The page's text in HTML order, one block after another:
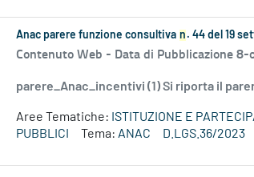
Anac parere funzione consultiva n . 44 del 19
Contenuto Web - Data di Pubblicazione
parere_Anac_incentivi (1) Si riporta il
Aree Tematiche: ISTITUZIONE E
PUBBLICI
Tema: ANAC D.LGS.36/2023